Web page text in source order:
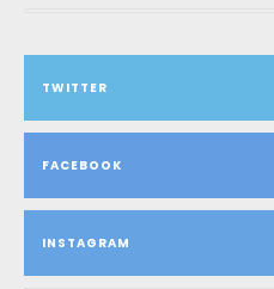
TWITTER
FACEBOOK
INSTAGRAM